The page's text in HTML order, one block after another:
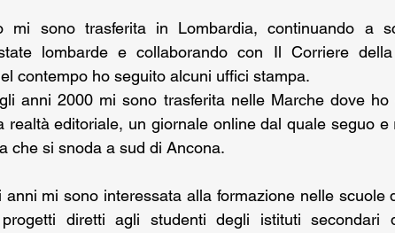
mi sono trasferita in Lombardia, continuando a
lombarde e collaborando con Il Corriere
contempo ho seguito alcuni uffici stampa.
anni 2000 mi sono trasferita nelle Marche dove
realtà editoriale, un giornale online dal quale seguo e
che si snoda a sud di Ancona.
anni mi sono interessata alla formazione nelle scuole
diretti agli studenti degli istituti secondari